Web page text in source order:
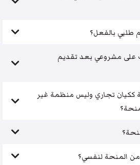
طلبي بالفعل؟
على مشروعي بعد تقديم
تجاري وليس منظمة غير
المنحة لنفسي؟